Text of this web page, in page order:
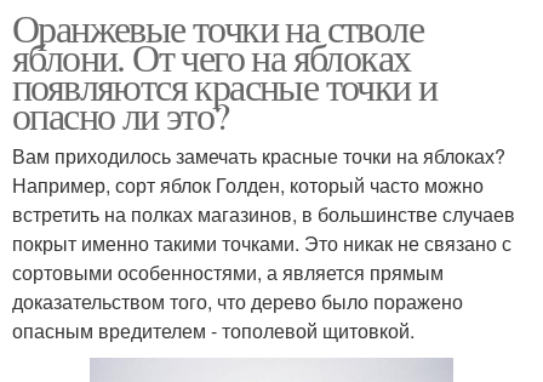
Оранжевые точки на стволе
яблони. От чего на яблоках
появляются красные точки и
опасно ли это?
Вам приходилось замечать красные точки на яблоках?
Например, сорт яблок Голден, который часто можно
встретить на полках магазинов, в большинстве случаев
покрыт именно такими точками. Это никак не связано с
сортовыми особенностями, а является прямым
доказательством того, что дерево было поражено
опасным вредителем - тополевой щитовкой.